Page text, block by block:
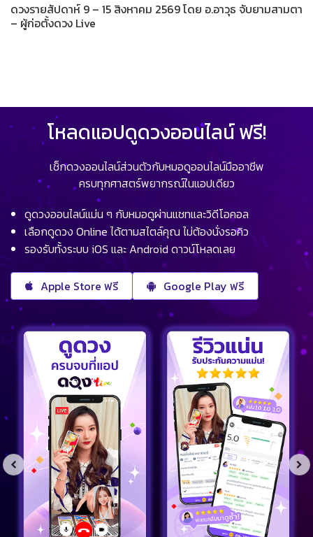
ดวงรายสัปดาห์ 9 – 15 สิงหาคม 2569 โดย อ.อาวุธ จับยามสามตา
– ผู้ก่อตั้งดวง Live
โหลดแอปดูดวงออนไลน์ ฟรี!
เช็กดวงออนไลน์ส่วนตัวกับหมอดูออนไลน์มืออาชีพ
ครบทุกศาสตร์พยากรณ์ในแอปเดียว
ดูดวงออนไลน์แม่น ๆ กับหมอดูผ่านแชทและวิดีโอคอล
เลือกดูดวง Online ได้ตามสไตล์คุณ ไม่ต้องนั่งรอคิว
รองรับทั้งระบบ iOS และ Android ดาวน์โหลดเลย
Apple Store ฟรี Google Play ฟรี